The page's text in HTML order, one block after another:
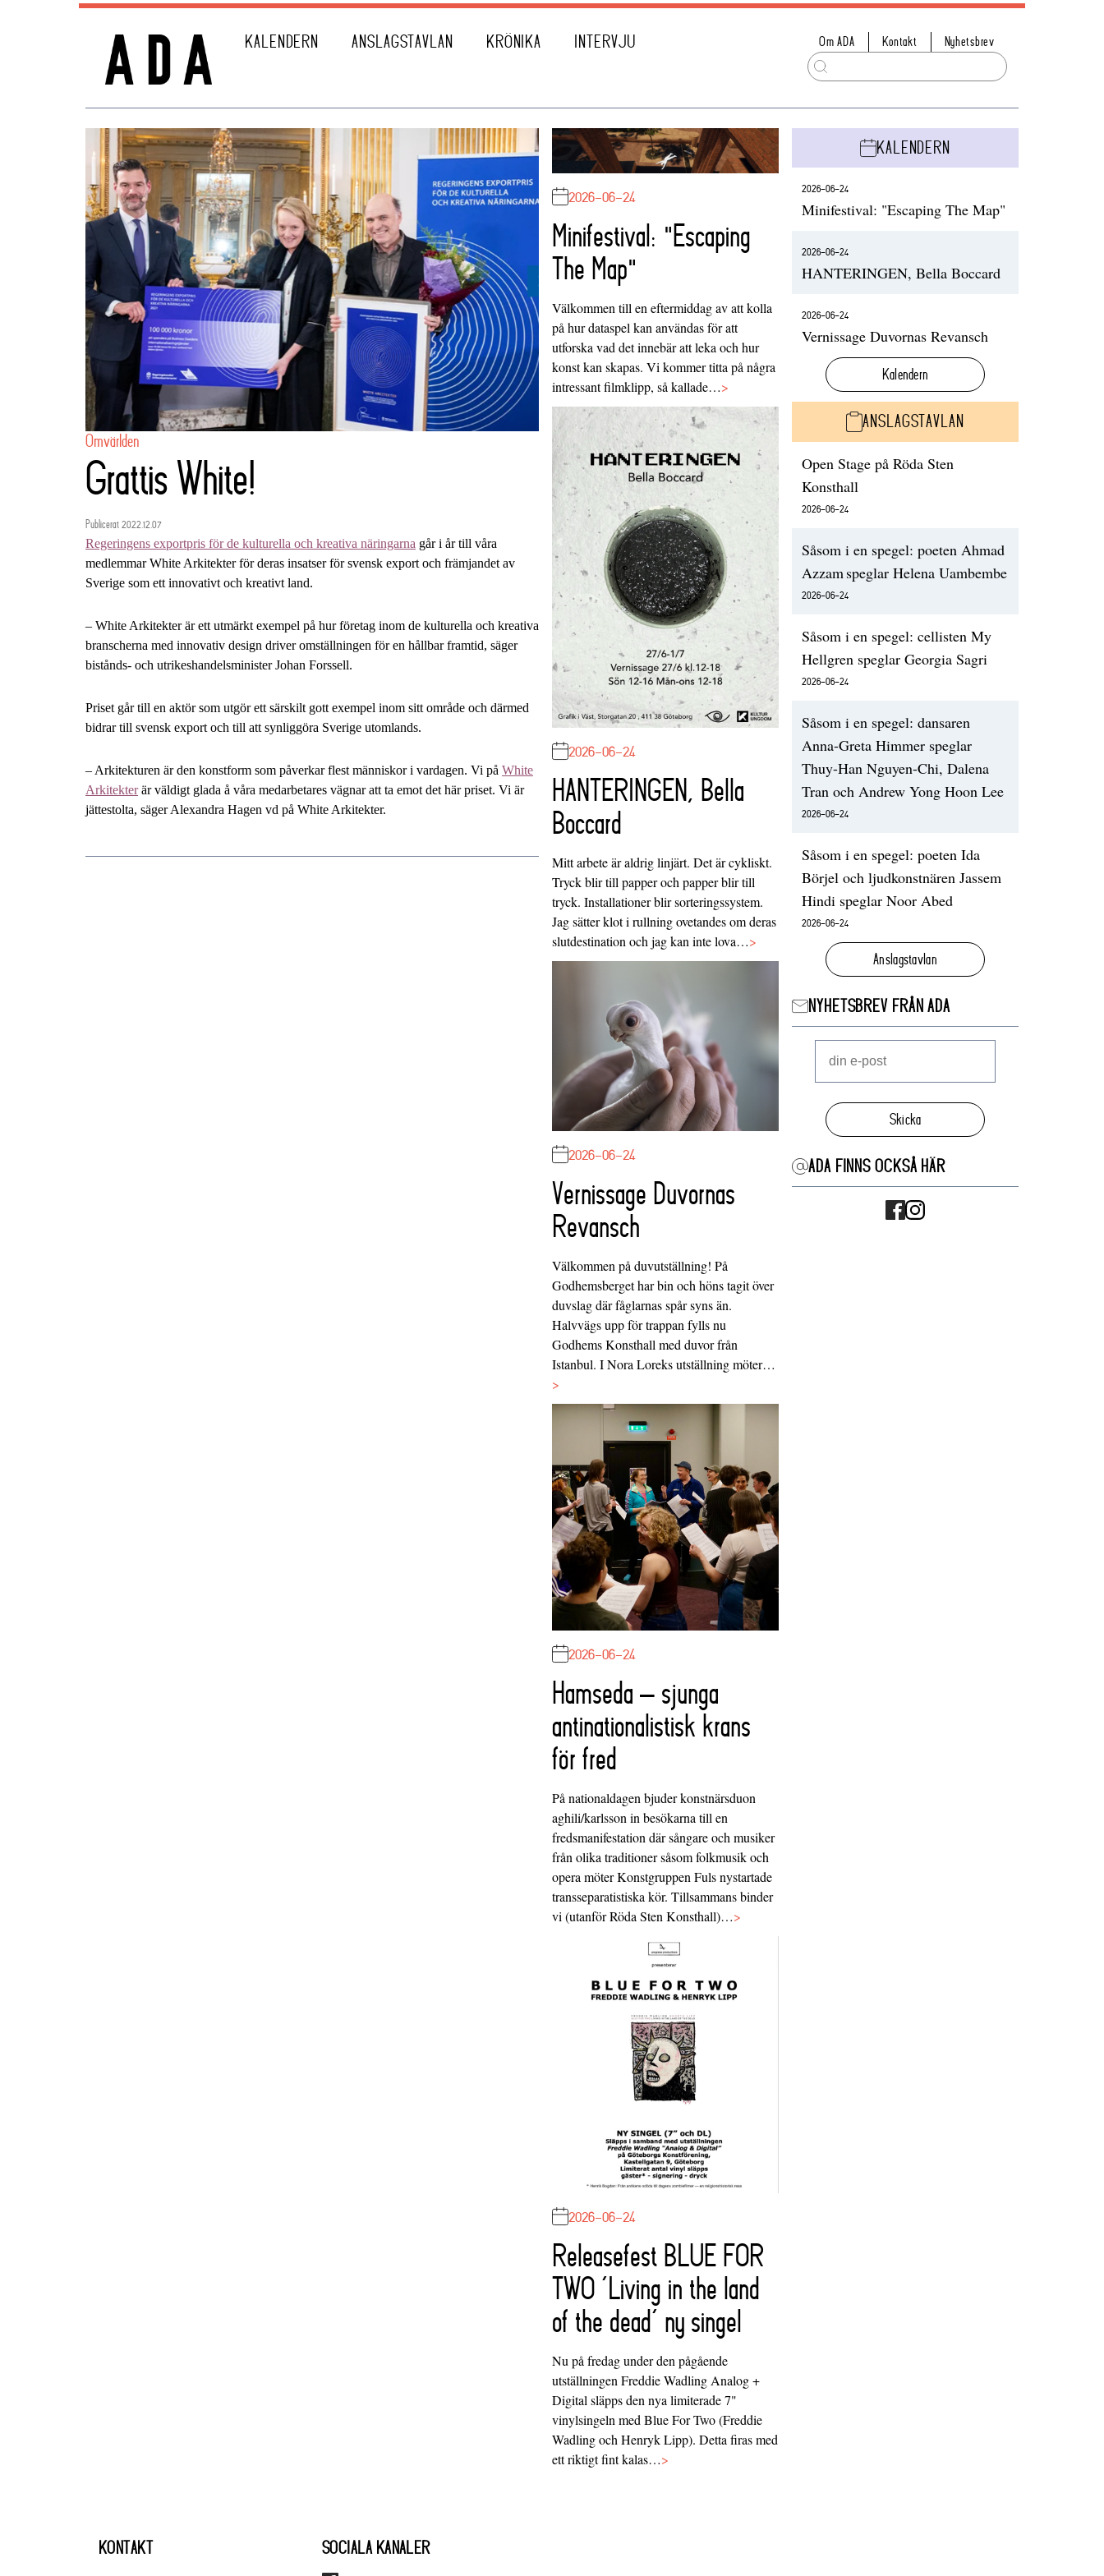
KALENDERN ANSLAGSTAVLAN KRÖNIKA INTERVJU Om ADA Kontakt Nyhetsbrev
Omvärlden
Grattis White!
Publicerat 2022.12.07
Regeringens exportpris för de kulturella och kreativa näringarna går i år till våra
medlemmar White Arkitekter för deras insatser för svensk export och främjandet av
Sverige som ett innovativt och kreativt land.
– White Arkitekter är ett utmärkt exempel på hur företag inom de kulturella och kreativa
branscherna med innovativ design driver omställningen för en hållbar framtid, säger
bistånds- och utrikeshandelsminister Johan Forssell.
Priset går till en aktör som utgör ett särskilt gott exempel inom sitt område och därmed
bidrar till svensk export och till att synliggöra Sverige utomlands.
– Arkitekturen är den konstform som påverkar flest människor i vardagen. Vi på White
Arkitekterär väldigt glada å våra medarbetares vägnar att ta emot det här priset. Vi är
jättestolta, säger Alexandra Hagen vd på White Arkitekter.
2026-06-24
Minifestival: "Escaping
The Map"
Välkommen till en eftermiddag av att kolla
på hur dataspel kan användas för att
utforska vad det innebär att leka och hur
konst kan skapas. Vi kommer titta på några
intressant filmklipp, så kallade…>
2026-06-24
HANTERINGEN, Bella
Boccard
Mitt arbete är aldrig linjärt. Det är cykliskt.
Tryck blir till papper och papper blir till
tryck. Installationer blir sorteringssystem.
Jag sätter klot i rullning ovetandes om deras
slutdestination och jag kan inte lova…>
2026-06-24
Vernissage Duvornas
Revansch
Välkommen på duvutställning! På
Godhemsberget har bin och höns tagit över
duvslag där fåglarnas spår syns än.
Halvvägs upp för trappan fylls nu
Godhems Konsthall med duvor från
Istanbul. I Nora Loreks utställning möter…
>
2026-06-24
Hamseda – sjunga
antinationalistisk krans
för fred
På nationaldagen bjuder konstnärsduon
aghili/karlsson in besökarna till en
fredsmanifestation där sångare och musiker
från olika traditioner såsom folkmusik och
opera möter Konstgruppen Fuls nystartade
transseparatistiska kör. Tillsammans binder
vi (utanför Röda Sten Konsthall)…>
2026-06-24
Releasefest BLUE FOR
TWO ‘Living in the land
of the dead’ ny singel
Nu på fredag under den pågående
utställningen Freddie Wadling Analog +
Digital släpps den nya limiterade 7"
vinylsingeln med Blue For Two (Freddie
Wadling och Henryk Lipp). Detta firas med
ett riktigt fint kalas…>
KALENDERN
2026-06-24
Minifestival: "Escaping The Map"
2026-06-24
HANTERINGEN, Bella Boccard
2026-06-24
Vernissage Duvornas Revansch
Kalendern
ANSLAGSTAVLAN
Open Stage på Röda Sten
Konsthall
2026-06-24
Såsom i en spegel: poeten Ahmad
Azzam speglar Helena Uambembe
2026-06-24
Såsom i en spegel: cellisten My
Hellgren speglar Georgia Sagri
2026-06-24
Såsom i en spegel: dansaren
Anna-Greta Himmer speglar
Thuy-Han Nguyen-Chi, Dalena
Tran och Andrew Yong Hoon Lee
2026-06-24
Såsom i en spegel: poeten Ida
Börjel och ljudkonstnären Jassem
Hindi speglar Noor Abed
2026-06-24
Anslagstavlan
NYHETSBREV FRÅN ADA
Skicka
ADA FINNS OCKSÅ HÄR
KONTAKT SOCIALA KANALER